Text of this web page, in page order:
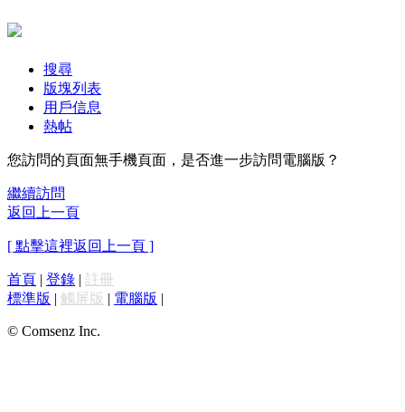
搜尋
版塊列表
用戶信息
熱帖
您訪問的頁面無手機頁面，是否進一步訪問電腦版？
繼續訪問
返回上一頁
[ 點擊這裡返回上一頁 ]
首頁 | 登錄 | 註冊
標準版 | 觸屏版 | 電腦版 |
© Comsenz Inc.